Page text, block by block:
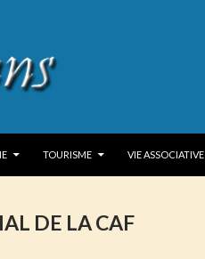
TOURISME VIE ASSOCIATIVE
DE LA CAF